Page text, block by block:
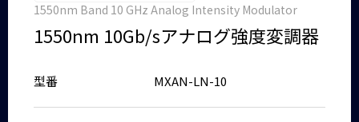
1550nm Band 10 GHz Analog Intensity Modulator
1550nm 10Gb/sアナログ強度変調器
型番 MXAN-LN-10